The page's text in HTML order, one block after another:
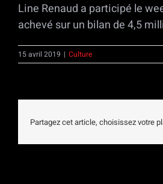
Line Renaud a participé le
achevé sur un bilan de 4,5
15 avril 2019 | Culture
Partagez cet article, choisissez votre